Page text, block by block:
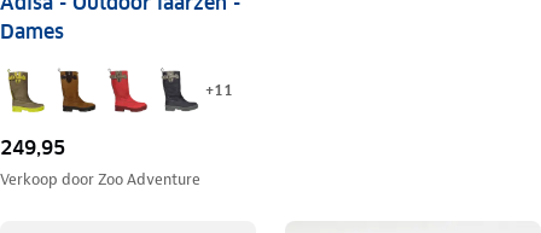
Dames
+11
249,95
Verkoop doorZoo Adventure